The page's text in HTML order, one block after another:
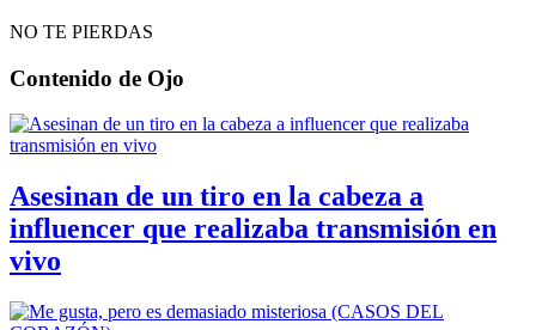
NO TE PIERDAS
Contenido de Ojo
Asesinan de un tiro en la cabeza a
influencer que realizaba transmisión en
vivo